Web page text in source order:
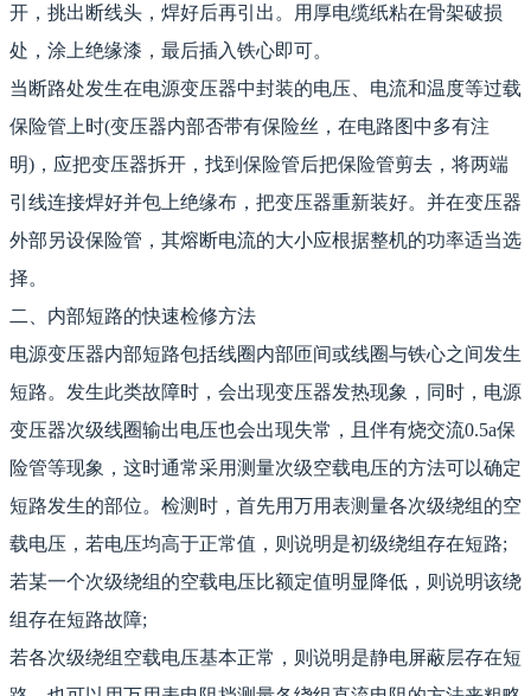
开，挑出断线头，焊好后再引出。用厚电缆纸粘在骨架破损
处，涂上绝缘漆，最后插入铁心即可。
当断路处发生在电源变压器中封装的电压、电流和温度等过载
保险管上时(变压器内部否带有保险丝，在电路图中多有注
明)，应把变压器拆开，找到保险管后把保险管剪去，将两端
引线连接焊好并包上绝缘布，把变压器重新装好。并在变压器
外部另设保险管，其熔断电流的大小应根据整机的功率适当选
择。
二、内部短路的快速检修方法
电源变压器内部短路包括线圈内部匝间或线圈与铁心之间发生
短路。发生此类故障时，会出现变压器发热现象，同时，电源
变压器次级线圈输出电压也会出现失常，且伴有烧交流0.5a保
险管等现象，这时通常采用测量次级空载电压的方法可以确定
短路发生的部位。检测时，首先用万用表测量各次级绕组的空
载电压，若电压均高于正常值，则说明是初级绕组存在短路;
若某一个次级绕组的空载电压比额定值明显降低，则说明该绕
组存在短路故障;
若各次级绕组空载电压基本正常，则说明是静电屏蔽层存在短